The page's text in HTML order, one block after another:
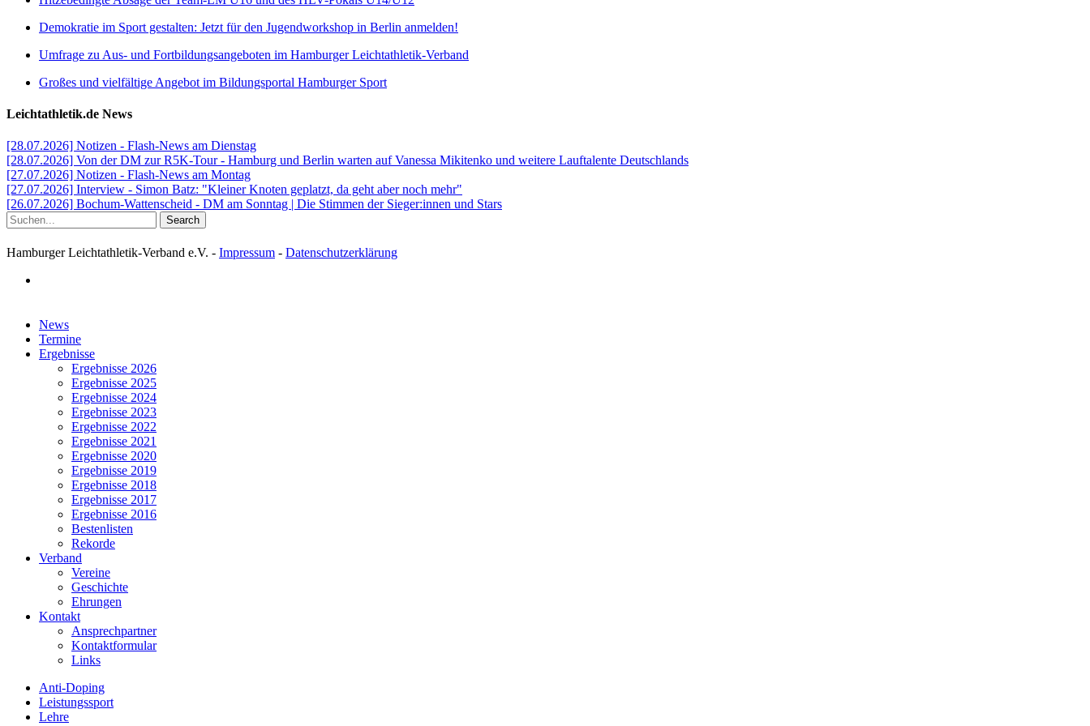
Demokratie im Sport gestalten: Jetzt für den Jugendworkshop in Berlin anmelden!
Umfrage zu Aus- und Fortbildungsangeboten im Hamburger Leichtathletik-Verband
Großes und vielfältige Angebot im Bildungsportal Hamburger Sport
Leichtathletik.de News
[28.07.2026] Notizen - Flash-News am Dienstag
[28.07.2026] Von der DM zur R5K-Tour - Hamburg und Berlin warten auf Vanessa Mikitenko und weitere Lauftalente Deutschlands
[27.07.2026] Notizen - Flash-News am Montag
[27.07.2026] Interview - Simon Batz: "Kleiner Knoten geplatzt, da geht aber noch mehr"
[26.07.2026] Bochum-Wattenscheid - DM am Sonntag | Die Stimmen der Sieger:innen und Stars
Search
Hamburger Leichtathletik-Verband e.V. - Impressum - Datenschutzerklärung
Close
Menu
News
Termine
Ergebnisse
Ergebnisse 2026
Ergebnisse 2025
Ergebnisse 2024
Ergebnisse 2023
Ergebnisse 2022
Ergebnisse 2021
Ergebnisse 2020
Ergebnisse 2019
Ergebnisse 2018
Ergebnisse 2017
Ergebnisse 2016
Bestenlisten
Rekorde
Verband
Vereine
Geschichte
Ehrungen
Kontakt
Ansprechpartner
Kontaktformular
Links
Anti-Doping
Leistungssport
Lehre